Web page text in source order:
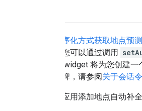
以程序化方式获取地点预
结算。您可以通过调用
牌，该 widget 将为您创建
会话令牌，请参阅关于会话
如需向应用添加地点自动补